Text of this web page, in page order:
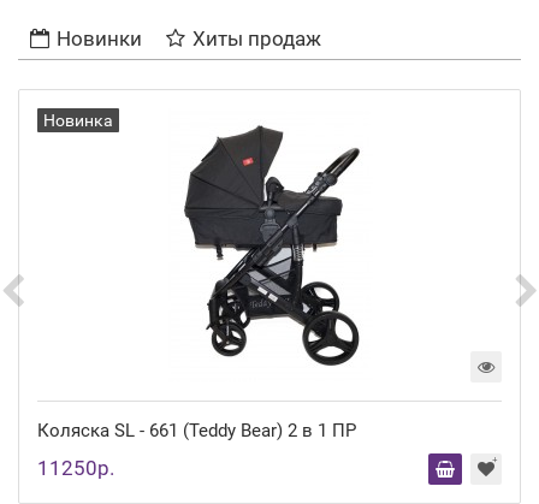
Новинки Хиты продаж
Новинка
Коляска SL - 661 (Teddy Bear) 2 в 1 ПР
11250р.